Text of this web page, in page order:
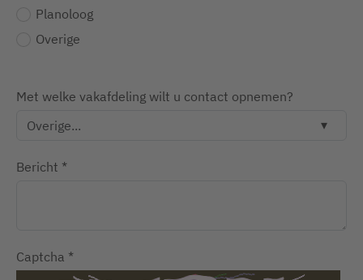
Planoloog
Overige
Met welke vakafdeling wilt u contact opnemen?
Bericht *
Captcha *